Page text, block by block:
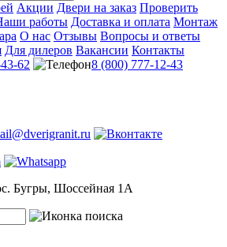
Акции Двери на заказ Проверить
работы Доставка и оплата Монтаж
О нас Отзывы Вопросы и ответы
Для дилеров Вакансии Контакты
62
8 (800) 777-12-43
Бугры, Шоссейная 1А